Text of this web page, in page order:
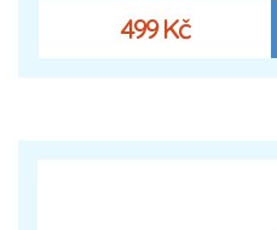
499 Kč